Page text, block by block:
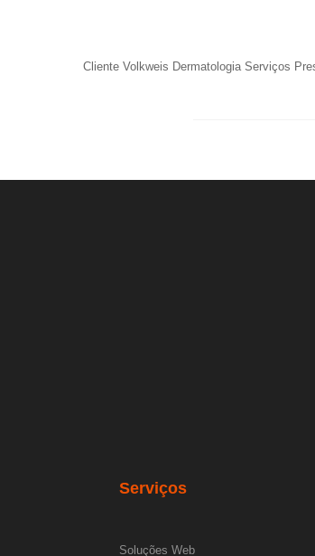
Cliente Volkweis Dermatologia Serviços
Serviços
Soluções Web